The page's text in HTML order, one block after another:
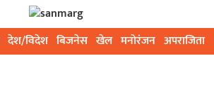
देश/विदेश बिजनेस खेल मनोरंजन अपराजिता